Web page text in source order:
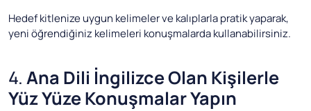
Hedef kitlenize uygun kelimeler ve kalıplarla pratik yaparak,
yeni öğrendiğiniz kelimeleri konuşmalarda kullanabilirsiniz.
4. Ana Dili İngilizce Olan Kişilerle
Yüz Yüze Konuşmalar Yapın